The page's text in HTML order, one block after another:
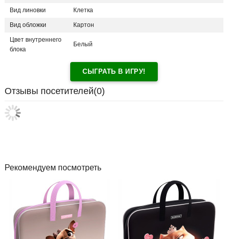
Вид линовки Клетка
Вид обложки Картон
Цвет внутреннего
блока
Белый
СЫГРАТЬ В ИГРУ!
Отзывы посетителей(0)
Рекомендуем посмотреть